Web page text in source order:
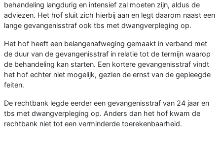
behandeling langdurig en intensief zal moeten zijn, aldus de
adviezen. Het hof sluit zich hierbij aan en legt daarom naast een
lange gevangenisstraf ook tbs met dwangverpleging op.
Het hof heeft een belangenafweging gemaakt in verband met
de duur van de gevangenisstraf in relatie tot de termijn waarop
de behandeling kan starten. Een kortere gevangenisstraf vindt
het hof echter niet mogelijk, gezien de ernst van de gepleegde
feiten.
De rechtbank legde eerder een gevangenisstraf van 24 jaar en
tbs met dwangverpleging op. Anders dan het hof kwam de
rechtbank niet tot een verminderde toerekenbaarheid.